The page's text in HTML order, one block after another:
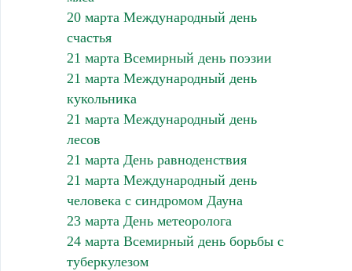
20 марта Международный день
счастья
21 марта Всемирный день поэзии
21 марта Международный день
кукольника
21 марта Международный день
лесов
21 марта День равноденствия
21 марта Международный день
человека с синдромом Дауна
23 марта День метеоролога
24 марта Всемирный день борьбы с
туберкулезом